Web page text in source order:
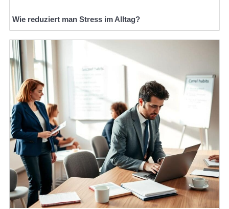
Wie reduziert man Stress im Alltag?